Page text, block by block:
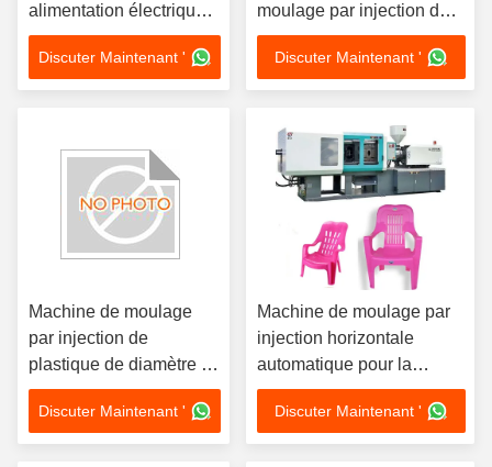
alimentation électrique
380 V 50 Hz dotée d'une
force de serrage de
11000 KN adaptée à la
Discuter Maintenant '
moulage par injection de
chaise en plastique avec
pièces électriques et poids
de la machine 20008000
Discuter Maintenant '
Machine de moulage
par injection de
plastique de diamètre de
vis de 30 à 120 mm
dotée d'une alimentation
électrique de 380 V à 50
Discuter Maintenant '
Machine de moulage par
injection horizontale
automatique pour la
production de chaises en
plastique durables
Discuter Maintenant '